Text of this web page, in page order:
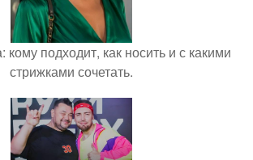
кому подходит, как носить и с какими
стрижками сочетать.